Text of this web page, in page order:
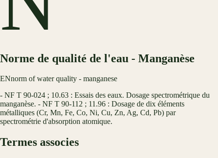
Norme de qualité de l'eau - Manganèse
ENnorm of water quality - manganese
- NF T 90-024 ; 10.63 : Essais des eaux. Dosage spectrométrique du
manganèse. - NF T 90-112 ; 11.96 : Dosage de dix éléments
métalliques (Cr, Mn, Fe, Co, Ni, Cu, Zn, Ag, Cd, Pb) par
spectrométrie d'absorption atomique.
Termes associes